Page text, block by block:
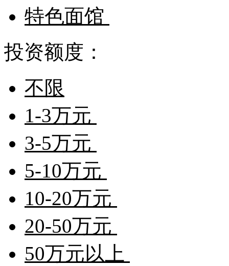
特色面馆
投资额度：
不限
1-3万元
3-5万元
5-10万元
10-20万元
20-50万元
50万元以上